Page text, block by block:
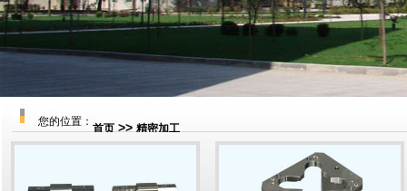
您的位置：
首页>>精密加工